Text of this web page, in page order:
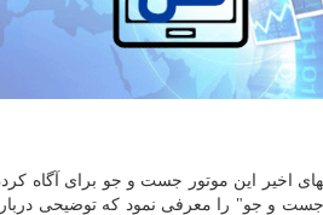
اخیر این موتور جست و جو برای آگاه
جست و جو" را معرفی نمود که توضیحی